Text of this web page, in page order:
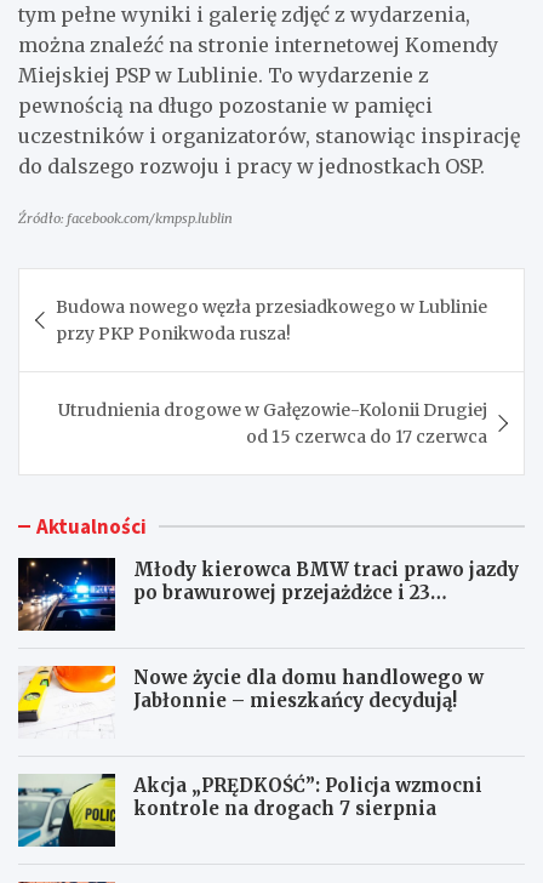
tym pełne wyniki i galerię zdjęć z wydarzenia,
można znaleźć na stronie internetowej Komendy
Miejskiej PSP w Lublinie. To wydarzenie z
pewnością na długo pozostanie w pamięci
uczestników i organizatorów, stanowiąc inspirację
do dalszego rozwoju i pracy w jednostkach OSP.
Źródło: facebook.com/kmpsp.lublin
wpisu
Budowa nowego węzła przesiadkowego w Lublinie
przy PKP Ponikwoda rusza!
Utrudnienia drogowe w Gałęzowie-Kolonii Drugiej
od 15 czerwca do 17 czerwca
Aktualności
Młody kierowca BMW traci prawo jazdy
po brawurowej przejażdżce i 23
Nowe życie dla domu handlowego w
Jabłonnie – mieszkańcy decydują!
Akcja „PRĘDKOŚĆ”: Policja wzmocni
kontrole na drogach 7 sierpnia